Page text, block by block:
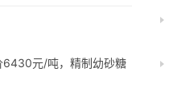
6430元/吨，精制幼砂糖